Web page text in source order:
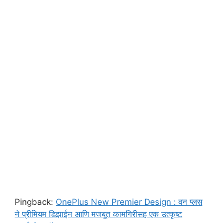
Pingback: OnePlus New Premier Design : वन प्लस
ने प्रीमियम डिझाईन आणि मजबूत कामगिरीसह एक उत्कृष्ट